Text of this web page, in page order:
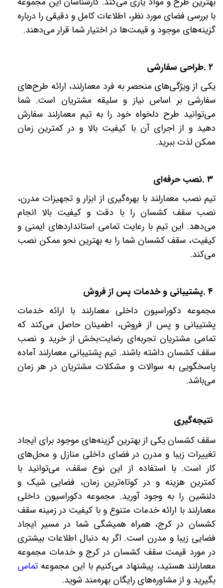
با بررسی فضای مورد نظر، اطلاعات کامل و دقیقی را درباره
گزینه‌های موجود و قیمت‌ها در اختیار شما قرار می‌دهند.
۲ .طراحی سفارشی
یکی از ویژگی‌های منحصر به فرد معمارلند، ارائه طرح‌های
سفارشی بر اساس نیاز و سلیقه مشتریان است. شما
می‌توانید طرح دلخواه خود را به تیم معمارلند سفارش
دهید و از اجرای آن با کیفیت بالا و در کمترین زمان
ممکن لذت ببرید.
۳ .نصب حرفه‌ای
تیم نصب معمارلند با بهره‌گیری از ابزار و تجهیزات مدرن،
نصب سقف کشسان را با دقت و کیفیت بالا انجام
می‌دهد. این تیم با رعایت تمامی استانداردهای ایمنی و
کیفیت، سقف کشسان شما را به بهترین نحو ممکن نصب
می‌کند.
۴ .پشتیبانی و خدمات پس از فروش
مجموعه دکوراسیون داخلی معمارلند با ارائه خدمات
پشتیبانی و پس از فروش، اطمینان حاصل می‌کند که
تمامی مشتریان تجربه‌ای رضایت‌بخش از خرید و نصب
سقف کشسان داشته باشند. تیم پشتیبانی معمارلند آماده
پاسخگویی به سوالات و مشکلات مشتریان در هر زمان
می‌باشد.
نتیجه‌گیری
سقف کشسان یکی از بهترین گزینه‌های موجود برای ایجاد
تغییرات زیبا و مدرن در فضای داخلی منازل و محل‌های
کار است. با استفاده از این نوع سقف، می‌توانید با
کمترین هزینه و در کوتاه‌ترین زمان، فضایی شیک و
دلنشین را به وجود آورید. مجموعه دکوراسیون داخلی
معمارلند با ارائه خدمات متنوع و با کیفیت در زمینه سقف
کشسان در کرج، همراه همیشگی شما در مسیر ایجاد
فضایی زیبا و مدرن است. اگر به دنبال اطلاعات بیشتری
در مورد قیمت سقف کشسان در کرج و خدمات مجموعه
معمارلند هستید، پیشنهاد می‌کنیم با این مجموعه تماس
بگیرید و از مشاوره‌های رایگان بهره‌مند شوید.